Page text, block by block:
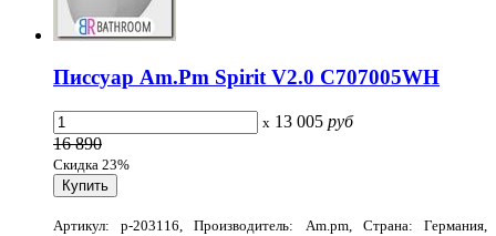
Писсуар Am.Pm Spirit V2.0 C707005WH
x 13 005 руб
16 890
Скидка 23%
Артикул: p-203116, Производитель: Am.pm, Страна: Германия,